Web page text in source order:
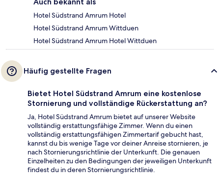
Hotel Südstrand Amrum Hotel
Hotel Südstrand Amrum Wittduen
Hotel Südstrand Amrum Hotel Wittduen
Häufig gestellte Fragen
Bietet Hotel Südstrand Amrum eine kostenlose
Stornierung und vollständige Rückerstattung an?
Ja, Hotel Südstrand Amrum bietet auf unserer Website
vollständig erstattungsfähige Zimmer. Wenn du einen
vollständig erstattungsfähigen Zimmertarif gebucht hast,
kannst du bis wenige Tage vor deiner Anreise stornieren, je
nach Stornierungsrichtlinie der Unterkunft. Die genauen
Einzelheiten zu den Bedingungen der jeweiligen Unterkunft
findest du in deren Stornierungsrichtlinie.